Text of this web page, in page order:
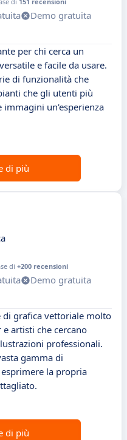
Demo gratuita
per chi cerca un
e facile da usare.
di funzionalità che
che gli utenti più
un'esperienza
di più
di +200 recensioni
Demo gratuita
grafica vettoriale molto
artisti che cercano
professionali.
gamma di
la propria
di più